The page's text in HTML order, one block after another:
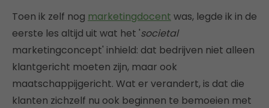
Toen ik zelf nog marketingdocent was, legde ik in de
eerste les altijd uit wat het 'societal
marketingconcept' inhield: dat bedrijven niet alleen
klantgericht moeten zijn, maar ook
maatschappijgericht. Wat er verandert, is dat die
klanten zichzelf nu ook beginnen te bemoeien met